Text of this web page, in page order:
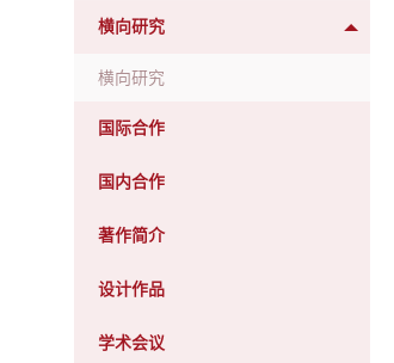
横向研究
横向研究
国际合作
国内合作
著作简介
设计作品
学术会议